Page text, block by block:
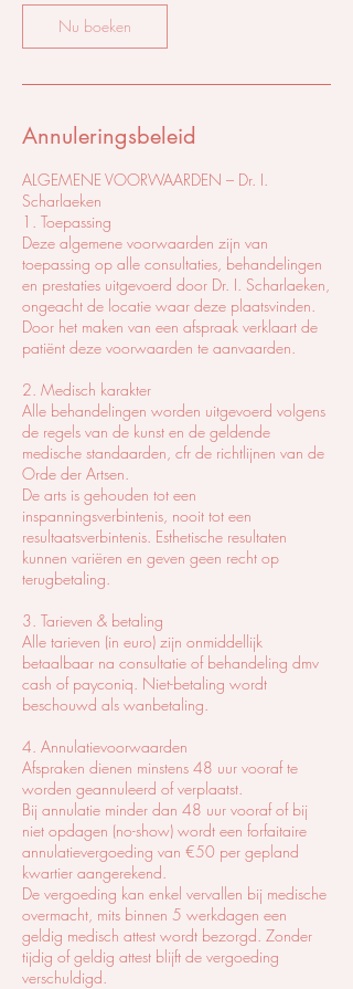
Nu boeken
Annuleringsbeleid
ALGEMENE VOORWAARDEN – Dr. I.
Scharlaeken
1. Toepassing
Deze algemene voorwaarden zijn van
toepassing op alle consultaties, behandelingen
en prestaties uitgevoerd door Dr. I. Scharlaeken,
ongeacht de locatie waar deze plaatsvinden.
Door het maken van een afspraak verklaart de
patiënt deze voorwaarden te aanvaarden.
2. Medisch karakter
Alle behandelingen worden uitgevoerd volgens
de regels van de kunst en de geldende
medische standaarden, cfr de richtlijnen van de
Orde der Artsen.
De arts is gehouden tot een
inspanningsverbintenis, nooit tot een
resultaatsverbintenis. Esthetische resultaten
kunnen variëren en geven geen recht op
terugbetaling.
3. Tarieven & betaling
Alle tarieven (in euro) zijn onmiddellijk
betaalbaar na consultatie of behandeling dmv
cash of payconiq. Niet-betaling wordt
beschouwd als wanbetaling.
4. Annulatievoorwaarden
Afspraken dienen minstens 48 uur vooraf te
worden geannuleerd of verplaatst.
Bij annulatie minder dan 48 uur vooraf of bij
niet opdagen (no-show) wordt een forfaitaire
annulatievergoeding van €50 per gepland
kwartier aangerekend.
De vergoeding kan enkel vervallen bij medische
overmacht, mits binnen 5 werkdagen een
geldig medisch attest wordt bezorgd. Zonder
tijdig of geldig attest blijft de vergoeding
verschuldigd.